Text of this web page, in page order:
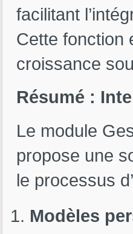
facilitant
Cette fonction
croissance
Résumé :
Le module
propose une
le processus
Modèles